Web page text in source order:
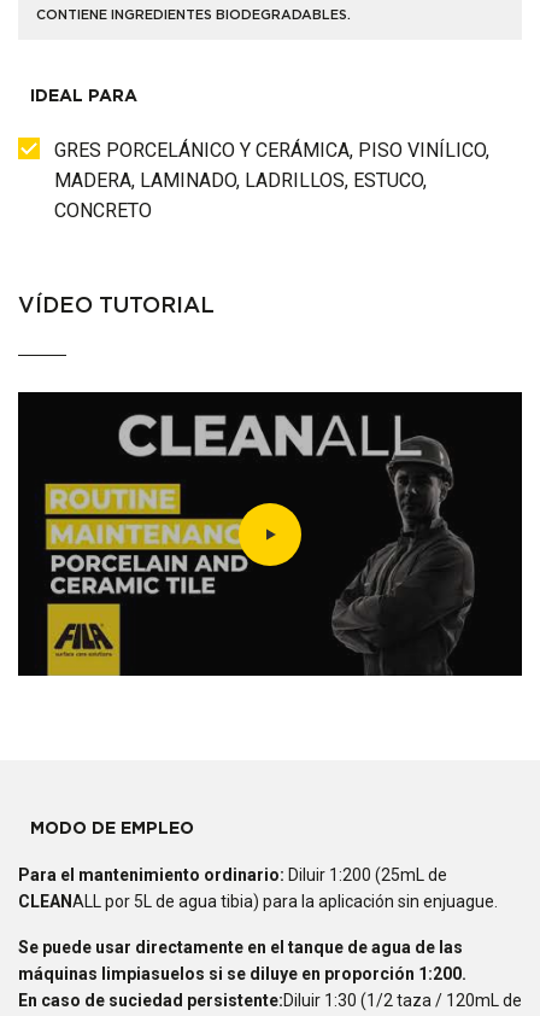
CONTIENE INGREDIENTES BIODEGRADABLES.
IDEAL PARA
GRES PORCELÁNICO Y CERÁMICA, PISO VINÍLICO,
MADERA, LAMINADO, LADRILLOS, ESTUCO,
CONCRETO
VÍDEO TUTORIAL
MODO DE EMPLEO
Para el mantenimiento ordinario: Diluir 1:200 (25mL de
CLEANALL por 5L de agua tibia) para la aplicación sin enjuague.
Se puede usar directamente en el tanque de agua de las
máquinas limpiasuelos si se diluye en proporción 1:200.
En caso de suciedad persistente:Diluir 1:30 (1/2 taza / 120mL de